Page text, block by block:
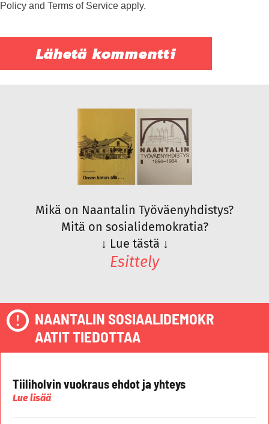
Policy and Terms of Service apply.
Mikä on Naantalin Työväenyhdistys?
Mitä on sosialidemokratia?
↓ Lue tästä ↓
Esittely
NAANTALIN SOSIAALIDEMOKR
AATIT TIEDOTTAA
Tiiliholvin vuokraus ehdot ja yhteys
Lue lisää